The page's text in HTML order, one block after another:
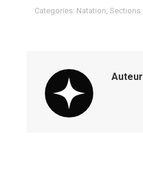
Categories: Natation, Sections
Auteur